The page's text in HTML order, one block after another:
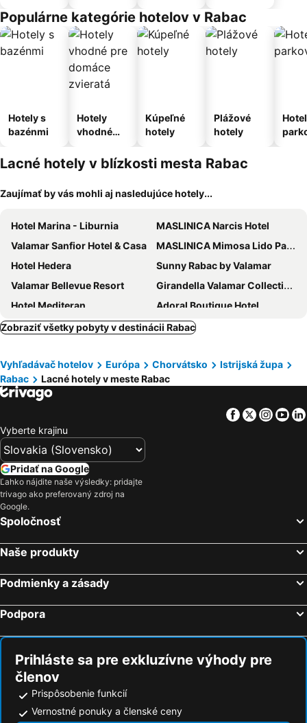
Populárne kategórie hotelov v Rabac
Hotely s
bazénmi
Hotely
vhodné
domáce
zvieratá
Kúpeľné
hotely
Plážové
hotely
Lacné hotely v blízkosti mesta Rabac
Zaujímať by vás mohli aj nasledujúce hotely...
Hotel Marina - Liburnia
MASLINICA Narcis Hotel
Valamar Sanfior Hotel & Casa
MASLINICA Mimosa Lido Palace Hotel
Hotel Hedera
Sunny Rabac by Valamar
Valamar Bellevue Resort
Girandella Valamar Collection Resort
Hotel Mediteran
Adoral Boutique Hotel
La Loggia Hotel
Camping Residence Oliva
Rooms Luna Sol
Hotel Carmen
Hotel Peteani
Hotel Villa Privileggio
Mobilehome Oliva
Miramar Sunny Hotel by Valamar
Rabac Hotel Valamar Bellevue
Mobile Homes Marina
Hotel Amfora
Miramar Hotel
Villa Calussovo
Villa Natasha - charming Istrian villa with private heated pool
Lijana
Villa Kleiner
Zobraziť všetky pobyty v destinácii Rabac
Vyhľadávač hotelov Európa Chorvátsko
Istrijská župa
Rabac
Lacné hotely v meste Rabac
Facebook
Twitter
Vyberte krajinu
Pridať na Google
Ľahko nájdite naše výsledky: pridajte
trivago ako preferovaný zdroj na
Google.
Spoločnosť
Naše produkty
Podmienky a zásady
Podpora
Prihláste sa pre exkluzívne výhody pre
členov
Prispôsobenie funkcií
Vernostné ponuky a členské ceny